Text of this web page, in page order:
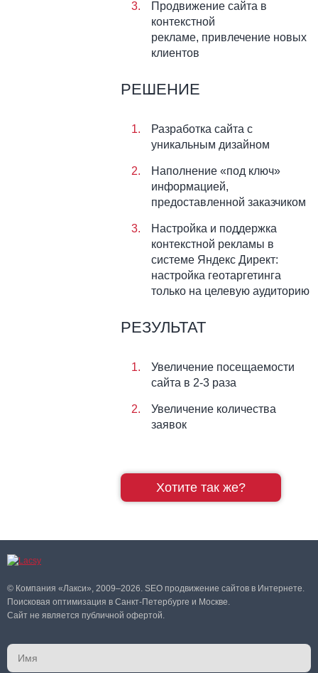
Продвижение сайта в
контекстной
рекламе, привлечение новых
клиентов
РЕШЕНИЕ
Разработка сайта с
уникальным дизайном
Наполнение «под ключ»
информацией,
предоставленной заказчиком
Настройка и поддержка
контекстной рекламы в
системе Яндекс Директ:
настройка геотаргетинга
только на целевую аудиторию
РЕЗУЛЬТАТ
Увеличение посещаемости
сайта в 2-3 раза
Увеличение количества
заявок
Хотите так же?
© Компания «Лакси», 2009–2026. SEO продвижение сайтов в Интернете.
Поисковая оптимизация в Санкт-Петербурге и Москве.
Сайт не является публичной офертой.